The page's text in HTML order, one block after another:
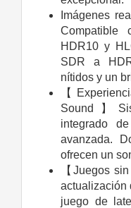
Imágenes
Compatible
HDR10 y
SDR a
nítidos y un
【
Sound】
integrado
avanzada.
ofrecen un
【Juegos
actualización
juego de